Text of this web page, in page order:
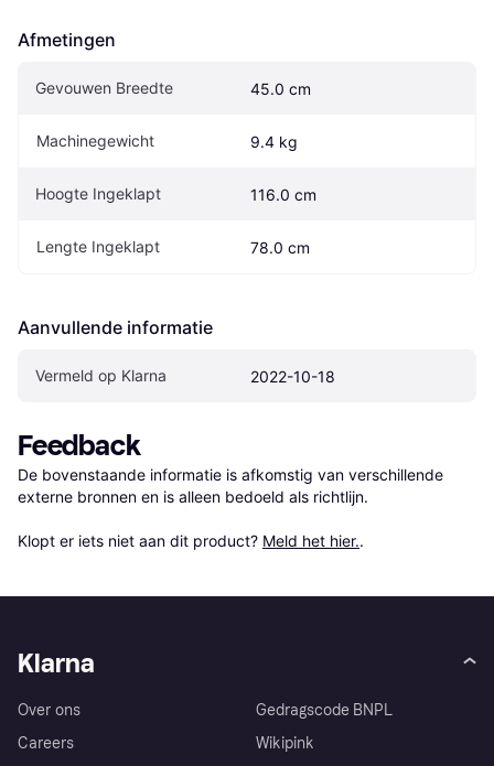
Afmetingen
Gevouwen Breedte 45.0 cm
Machinegewicht 9.4 kg
Hoogte Ingeklapt 116.0 cm
Lengte Ingeklapt 78.0 cm
Aanvullende informatie
Vermeld op Klarna 2022-10-18
Feedback
De bovenstaande informatie is afkomstig van verschillende
externe bronnen en is alleen bedoeld als richtlijn.
Klopt er iets niet aan dit product? Meld het hier..
Klarna
Over ons
Careers
Gedragscode BNPL
Wikipink